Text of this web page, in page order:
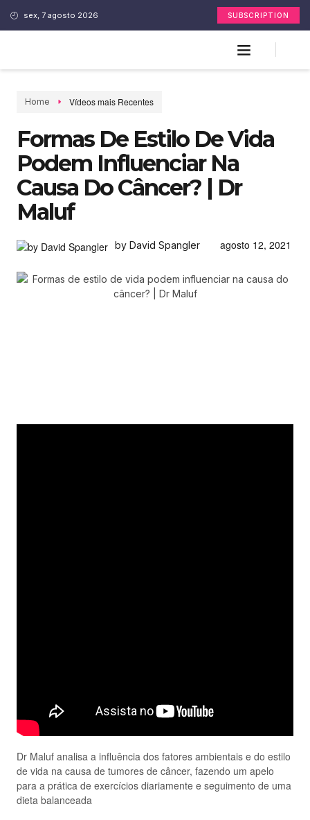
sex, 7 agosto 2026 SUBSCRIPTION
Home Vídeos mais Recentes
Formas De Estilo De Vida
Podem Influenciar Na
Causa Do Câncer? | Dr
Maluf
by David Spangler agosto 12, 2021
Dr Maluf analisa a influência dos fatores ambientais e do estilo
de vida na causa de tumores de câncer, fazendo um apelo
para a prática de exercícios diariamente e seguimento de uma
dieta balanceada